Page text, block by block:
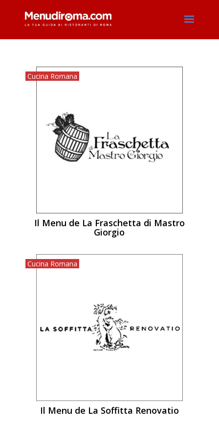
Cucina Romana
Il Menu de La Fraschetta di Mastro
Giorgio
Cucina Romana
Il Menu de La Soffitta Renovatio